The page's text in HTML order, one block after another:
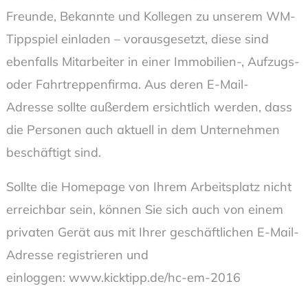
Freunde, Bekannte und Kollegen zu unserem WM-
Tippspiel einladen – vorausgesetzt, diese sind
ebenfalls Mitarbeiter in einer Immobilien-, Aufzugs-
oder Fahrtreppenfirma. Aus deren E-Mail-
Adresse sollte außerdem ersichtlich werden, dass
die Personen auch aktuell in dem Unternehmen
beschäftigt sind.
Sollte die Homepage von Ihrem Arbeitsplatz nicht
erreichbar sein, können Sie sich auch von einem
privaten Gerät aus mit Ihrer geschäftlichen E-Mail-
Adresse registrieren und
einloggen: www.kicktipp.de/hc-em-2016